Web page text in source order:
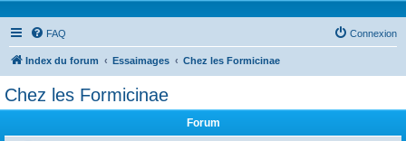
FAQ Connexion
Index du forum Essaimages Chez les Formicinae
Chez les Formicinae
Forum